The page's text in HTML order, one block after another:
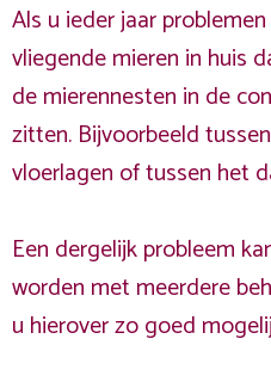
Als u ieder jaar
vliegende mieren in huis
de mierennesten in de
zitten. Bijvoorbeeld
vloerlagen of tussen het
Een dergelijk probleem
worden met meerdere
u hierover zo goed